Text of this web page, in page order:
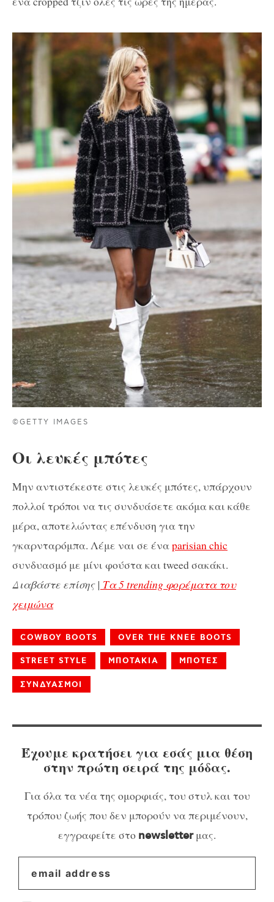
©GETTY IMAGES
Οι λευκές μπότες
Μην αντιστέκεστε στις λευκές μπότες, υπάρχουν
πολλοί τρόποι να τις συνδυάσετε ακόμα και κάθε
μέρα, αποτελώντας επένδυση για την
γκαρνταρόμπα. Λέμε ναι σε έναparisian chic
συνδυασμό με μίνι φούστα και tweed σακάκι.
Διαβάστε επίσης | Τα 5 trending φορέματα του
χειμώνα
COWBOY BOOTS OVER THE KNEE BOOTS
STREET STYLE ΜΠΟΤΑΚΙΑ ΜΠΟΤΕΣ
ΣΥΝΔΥΑΣΜΟΙ
Έχουμε κρατήσει για εσάς μια θέση
στην πρώτη σειρά της μόδας.
Για όλα τα νέα της ομορφιάς, του στυλ και του
τρόπου ζωής που δεν μπορούν να περιμένουν,
εγγραφείτε στο newsletterμας.